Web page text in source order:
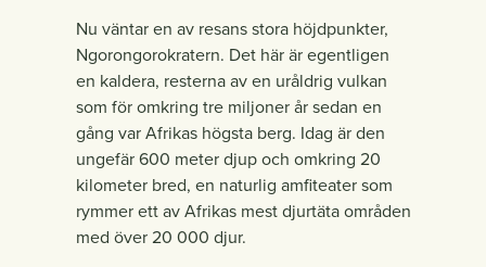
Nu väntar en av resans stora höjdpunkter,
Ngorongorokratern. Det här är egentligen
en kaldera, resterna av en uråldrig vulkan
som för omkring tre miljoner år sedan en
gång var Afrikas högsta berg. Idag är den
ungefär 600 meter djup och omkring 20
kilometer bred, en naturlig amfiteater som
rymmer ett av Afrikas mest djurtäta områden
med över 20 000 djur.